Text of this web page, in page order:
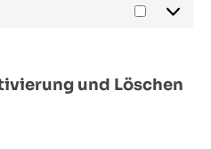
und Löschen